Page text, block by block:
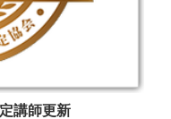
講師更新